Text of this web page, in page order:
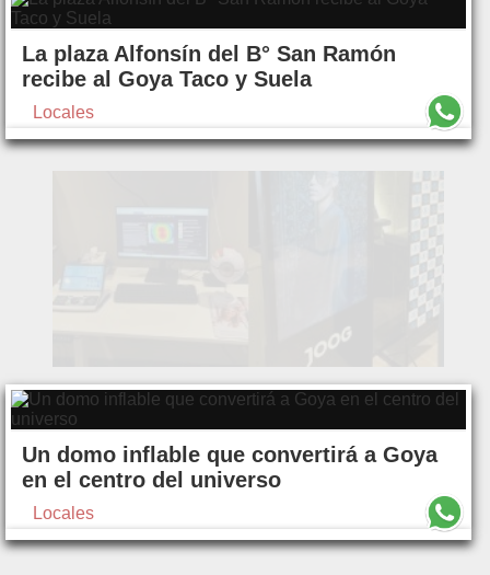
La plaza Alfonsín del B° San Ramón
recibe al Goya Taco y Suela
Locales
Un domo inflable que convertirá a Goya
en el centro del universo
Locales